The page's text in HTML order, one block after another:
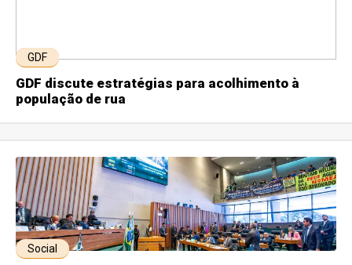
GDF
GDF discute estratégias para acolhimento à
população de rua
Social